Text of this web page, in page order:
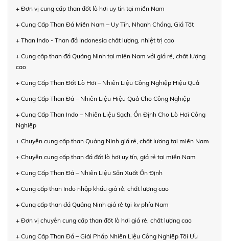
+ Đơn vị cung cấp than đốt lò hơi uy tín tại miền Nam
+ Cung Cấp Than Đá Miền Nam – Uy Tín, Nhanh Chóng, Giá Tốt
+ Than Indo - Than đá Indonesia chất lượng, nhiệt trị cao
+ Cung cấp than đá Quảng Ninh tại miền Nam với giá rẻ, chất lượng
cao
+ Cung Cấp Than Đốt Lò Hơi – Nhiên Liệu Công Nghiệp Hiệu Quả
+ Cung Cấp Than Đá – Nhiên Liệu Hiệu Quả Cho Công Nghiệp
+ Cung Cấp Than Indo – Nhiên Liệu Sạch, Ổn Định Cho Lò Hơi Công
Nghiệp
+ Chuyên cung cấp than Quảng Ninh giá rẻ, chất lượng tại miền Nam
+ Chuyên cung cấp than đá đốt lò hơi uy tín, giá rẻ tại miền Nam
+ Cung Cấp Than Đá – Nhiên Liệu Sản Xuất Ổn Định
+ Cung cấp than Indo nhập khẩu giá rẻ, chất lượng cao
+ Cung cấp than đá Quảng Ninh giá rẻ tại kv phía Nam
+ Đơn vị chuyên cung cấp than đốt lò hơi giá rẻ, chất lượng cao
+ Cung Cấp Than Đá – Giải Pháp Nhiên Liệu Công Nghiệp Tối Ưu